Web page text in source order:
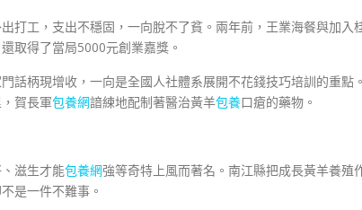
打工，支出不穩固，一向脫不了貧。兩年前，王業海餐與加入
取得了當局5000元創業嘉獎。
話柄現增收，一向是全國人社體系展開不花錢技巧培訓的重點
賀長軍包養網諳練地配制著醫治黃羊包養口瘡的藥物。
滋生才能包養網強等奇特上風而著名。南江縣把成長黃羊養殖
是一件不難事。